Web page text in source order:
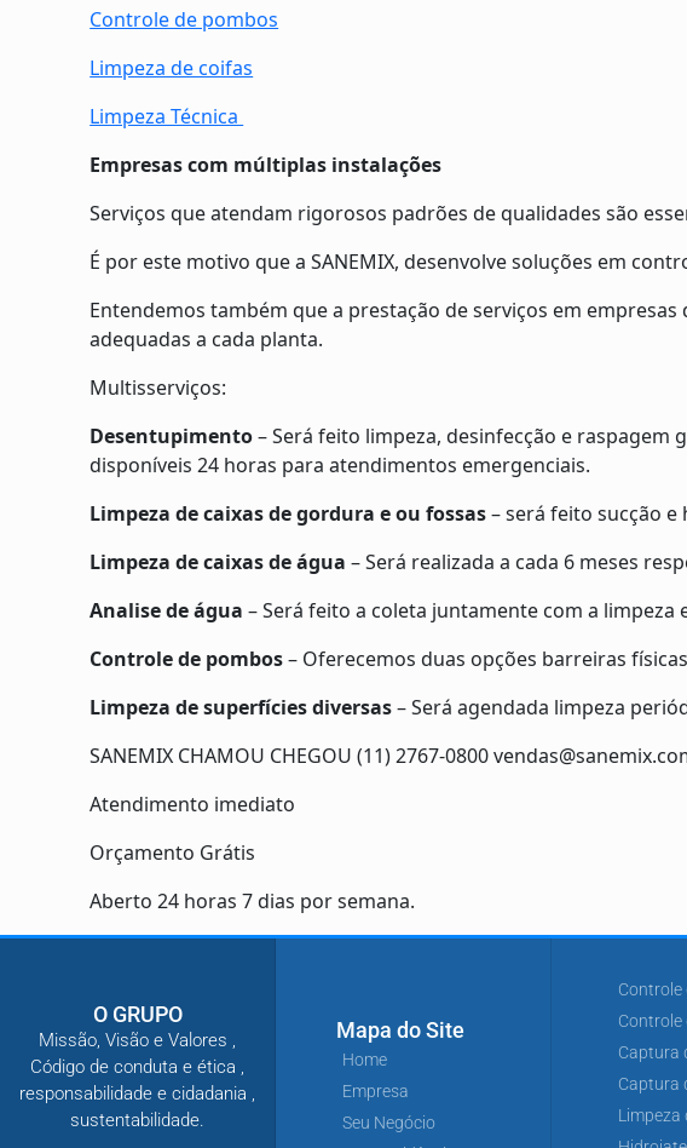
Controle de pombos
Limpeza de coifas
Limpeza Técnica
Empresas com múltiplas instalações
Serviços que atendam rigorosos padrões de qualidades são
É por este motivo que a SANEMIX, desenvolve soluções em
Entendemos também que a prestação de serviços em
adequadas a cada planta.
Multisserviços:
Desentupimento– Será feito limpeza, desinfecção e
disponíveis 24 horas para atendimentos emergenciais.
Limpeza de caixas de gordura e ou fossas– será feito sucção
Limpeza de caixas de água – Será realizada a cada 6 meses
Analise de água – Será feito a coleta juntamente com a
Controle de pombos– Oferecemos duas opções barreiras
Limpeza de superfícies diversas– Será agendada limpeza
SANEMIX CHAMOU CHEGOU (11) 2767-0800
Atendimento imediato
Orçamento Grátis
Aberto 24 horas 7 dias por semana.
O GRUPO
Missão, Visão e Valores ,
Código de conduta e ética ,
responsabilidade e cidadania ,
sustentabilidade.
Mapa do Site
Home
Empresa
Seu Negócio
Controle
Controle
Captura
Captura
Limpeza